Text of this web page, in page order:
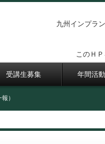
九州インプラ
このＨ
受講生募集 年間活
）